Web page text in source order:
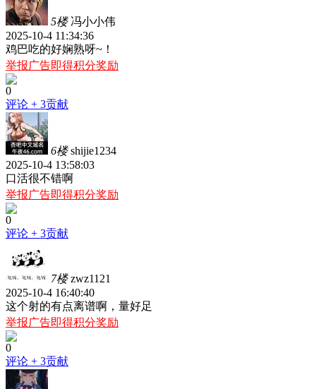
5楼 冯小小伟
2025-10-4 11:34:36
鸡巴吃的好娴熟呀~！
举报广告即得积分奖励
0
评论 + 3贡献
6楼 shijie1234
2025-10-4 13:58:03
口活很不错啊
举报广告即得积分奖励
0
评论 + 3贡献
7楼 zwz1121
2025-10-4 16:40:40
这个射的有点离谱啊，量好足
举报广告即得积分奖励
0
评论 + 3贡献